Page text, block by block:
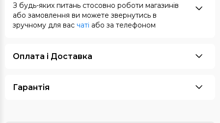
З будь-яких питань стосовно роботи магазинів
або замовлення ви можете звернутись в
зручному для вас чаті або за телефоном
Оплата i Доставка
Гарантія